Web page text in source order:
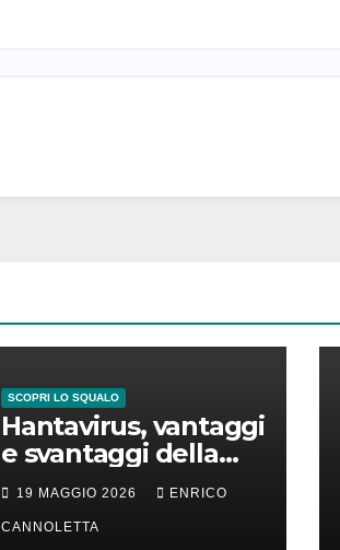
SCOPRI LO SQUALO
Hantavirus, vantaggi
e svantaggi della
lunga incubazione
19 MAGGIO 2026 ENRICO
CANNOLETTA